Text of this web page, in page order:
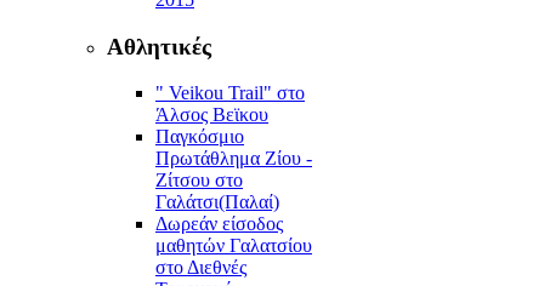
Αθλητικές
" Veikou Trail" στο
Άλσος Βεϊκου
Παγκόσμιο
Πρωτάθλημα Ζίου -
Ζίτσου στο
Γαλάτσι(Παλαί)
Δωρεάν είσοδος
μαθητών Γαλατσίου
στο Διεθνές